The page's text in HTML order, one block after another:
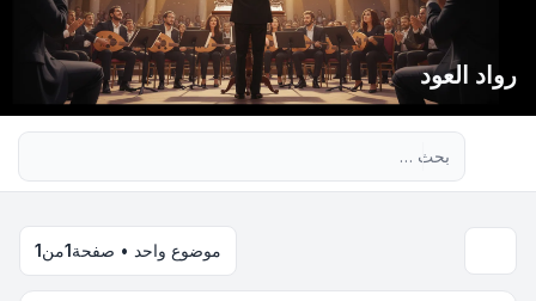
رواد العود
موضوع واحد • صفحة1من1